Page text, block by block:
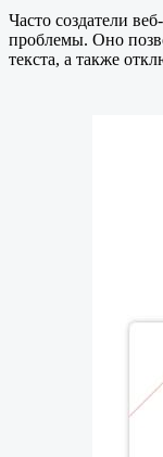
Часто создатели
проблемы. Оно
текста, а также